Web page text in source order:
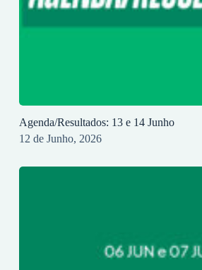
Agenda/Resultados: 13 e 14 Junho
12 de Junho, 2026